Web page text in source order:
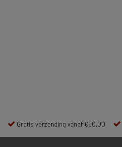
Gratis verzending vanaf €50,00